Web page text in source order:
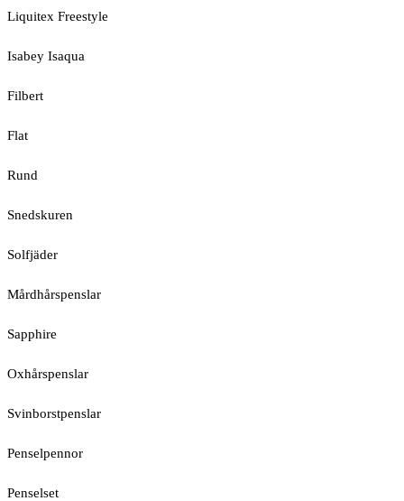
Liquitex Freestyle
Isabey Isaqua
Filbert
Flat
Rund
Snedskuren
Solfjäder
Mårdhårspenslar
Sapphire
Oxhårspenslar
Svinborstpenslar
Penselpennor
Penselset